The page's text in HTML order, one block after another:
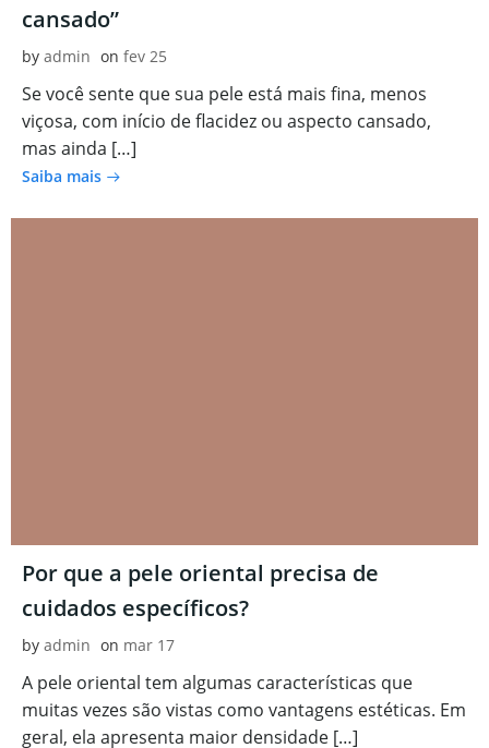
cansado”
by admin on fev 25
Se você sente que sua pele está mais fina, menos
viçosa, com início de flacidez ou aspecto cansado,
mas ainda […]
Saiba mais
Por que a pele oriental precisa de
cuidados específicos?
by admin on mar 17
A pele oriental tem algumas características que
muitas vezes são vistas como vantagens estéticas. Em
geral, ela apresenta maior densidade […]